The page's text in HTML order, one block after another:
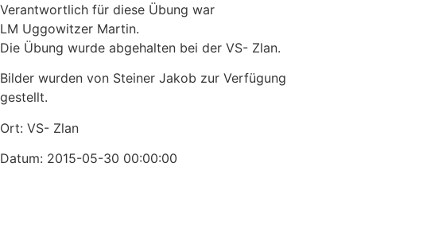
Verantwortlich für diese Übung war
LM Uggowitzer Martin.
Die Übung wurde abgehalten bei der VS- Zlan.
Bilder wurden von Steiner Jakob zur Verfügung
gestellt.
Ort: VS- Zlan
Datum: 2015-05-30 00:00:00